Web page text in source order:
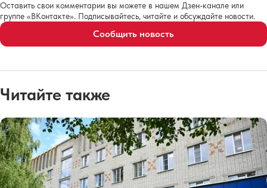
Оставить свои комментарии вы можете в нашем Дзен-канале или
группе «ВКонтакте». Подписывайтесь, читайте и обсуждайте новости.
Сообщить новость
Читайте также